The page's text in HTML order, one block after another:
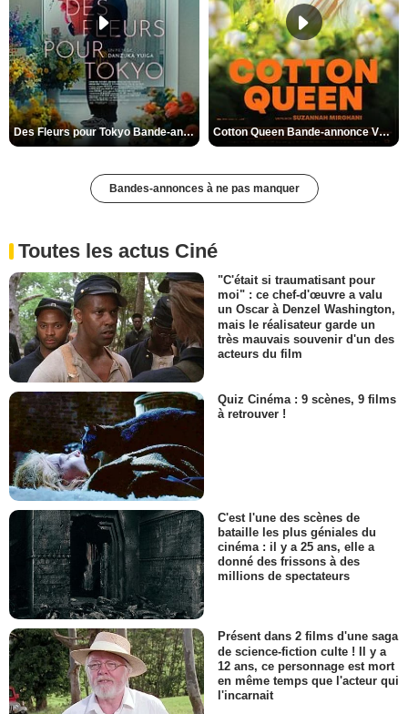
Des Fleurs pour Tokyo Bande-annonce VO STFR Cotton Queen Bande-annonce VO STFR
Bandes-annonces à ne pas manquer
Toutes les actus Ciné
"C'était si traumatisant pour
moi" : ce chef-d'œuvre a valu
un Oscar à Denzel Washington,
mais le réalisateur garde un
très mauvais souvenir d'un des
acteurs du film
Quiz Cinéma : 9 scènes, 9 films
à retrouver !
C'est l'une des scènes de
bataille les plus géniales du
cinéma : il y a 25 ans, elle a
donné des frissons à des
millions de spectateurs
Présent dans 2 films d'une saga
de science-fiction culte ! Il y a
12 ans, ce personnage est mort
en même temps que l'acteur qui
l'incarnait